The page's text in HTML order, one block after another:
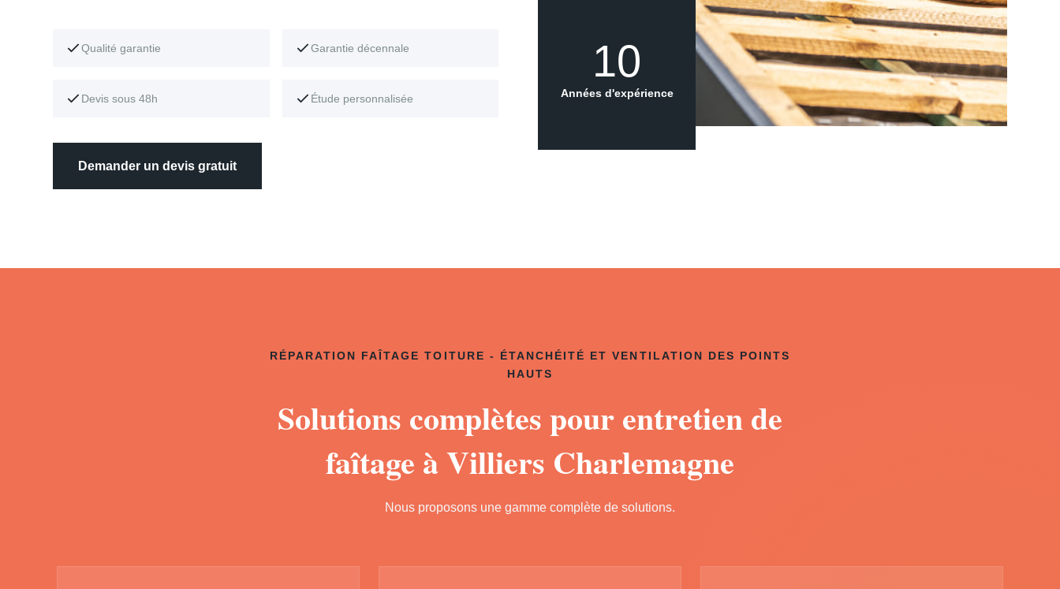
Qualité garantie Garantie décennale
Devis sous 48h Étude personnalisée
Demander un devis gratuit
10
Années d'expérience
RÉPARATION FAÎTAGE TOITURE - ÉTANCHÉITÉ ET VENTILATION DES POINTS
HAUTS
Solutions complètes pour entretien de
faîtage à Villiers Charlemagne
Nous proposons une gamme complète de solutions.